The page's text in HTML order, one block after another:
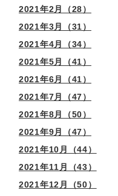
2021年2月（28）
2021年3月（31）
2021年4月（34）
2021年5月（41）
2021年6月（41）
2021年7月（47）
2021年8月（50）
2021年9月（47）
2021年10月（44）
2021年11月（43）
2021年12月（50）